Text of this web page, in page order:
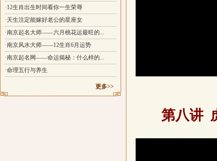
·12生肖出生时间看你一生荣辱
·天生注定能嫁好老公的星座女
·南京起名大师——六月桃花运最旺的...
·南京风水大师——12生肖6月运势
·南京起名网——命运揭秘：什么样的...
·命理五行与养生
更多>>
第八讲